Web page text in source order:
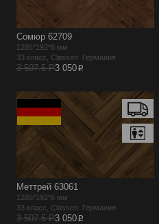
Сомюр 62709
1285*192*8 мм
33 класс, Classen Германия
3 507.5 Р3 050p
Меттрей 63061
1285*192*8 мм
33 класс, Classen Германия
3 507.5 Р3 050p